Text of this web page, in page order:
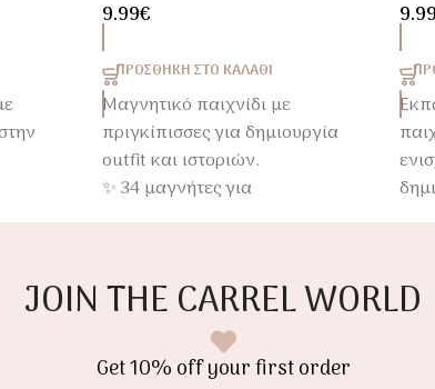
9.99€
ΠΡΟΣΘΉΚΗ ΣΤΟ ΚΑΛΆΘΙ
Μαγνητικό παιχνίδι με
πριγκίπισσες για δημιουργία
outfit και ιστοριών.
✨ 34 μαγνήτες για
JOIN THE CARREL WORLD
Get 10% off your first order